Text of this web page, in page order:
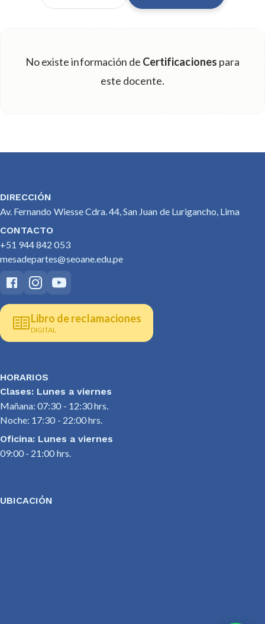
No existe información de Certificaciones para
este docente.
DIRECCIÓN
Av. Fernando Wiesse Cdra. 44, San Juan de Lurigancho, Lima
CONTACTO
+51 944 842 053
mesadepartes@seoane.edu.pe
Libro de reclamaciones
DIGITAL
HORARIOS
Clases: Lunes a viernes
Mañana: 07:30 - 12:30 hrs.
Noche: 17:30 - 22:00 hrs.
Oficina: Lunes a viernes
09:00 - 21:00 hrs.
UBICACIÓN